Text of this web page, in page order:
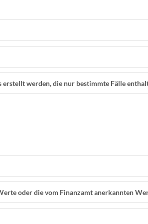
werden, die nur bestimmte Fälle
oder die vom Finanzamt anerkannten